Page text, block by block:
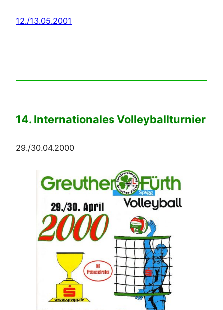
12./13.05.2001
14. Internationales Volleyballturnier
29./30.04.2000